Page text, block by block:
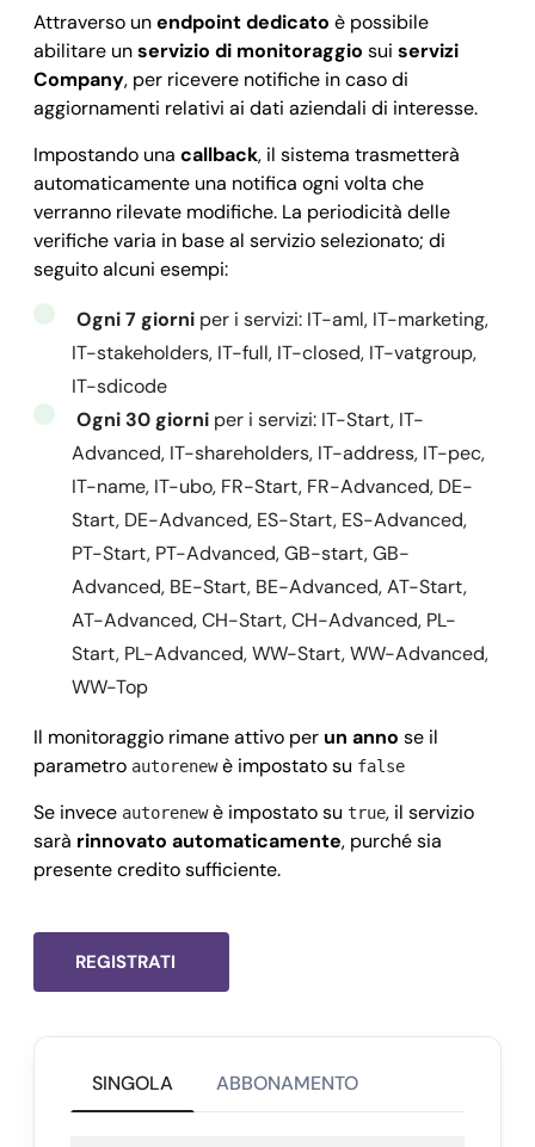
            ]
          }
        }
    },
    "activityStatus":
"ACTIVE",
    "registrationDate":
"2018-07-26",
   }
  "message":
"",
  "error":
null
  }
Attraverso unendpoint dedicato è possibile
abilitare unservizio di monitoraggio sui servizi
Company, per ricevere notifiche in caso di
aggiornamenti relativi ai dati aziendali di interesse.
Impostando una callback, il sistema trasmetterà
automaticamente una notifica ogni volta che
verranno rilevate modifiche. La periodicità delle
verifiche varia in base al servizio selezionato; di
seguito alcuni esempi:
Ogni 7 giorni per i servizi: IT-aml, IT-marketing,
IT-stakeholders, IT-full, IT-closed, IT-vatgroup,
IT-sdicode
Ogni 30 giorni per i servizi: IT-Start, IT-
Advanced, IT-shareholders, IT-address, IT-pec,
IT-name, IT-ubo, FR-Start, FR-Advanced, DE-
Start, DE-Advanced, ES-Start, ES-Advanced,
PT-Start, PT-Advanced, GB-start, GB-
Advanced, BE-Start, BE-Advanced, AT-Start,
AT-Advanced, CH-Start, CH-Advanced, PL-
Start, PL-Advanced, WW-Start, WW-Advanced,
WW-Top
Il monitoraggio rimane attivo per un anno se il
parametro autorenewè impostato su false
Se invece autorenewè impostato su true, il servizio
sarà rinnovato automaticamente, purché sia
presente credito sufficiente.
REGISTRATI
SINGOLA ABBONAMENTO